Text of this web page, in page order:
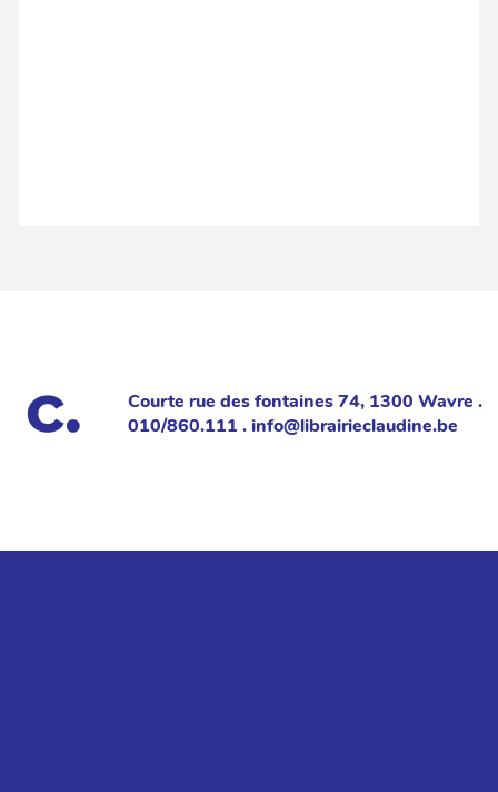
Courte rue des fontaines 74, 1300 Wavre .
010/860.111 . info@librairieclaudine.be